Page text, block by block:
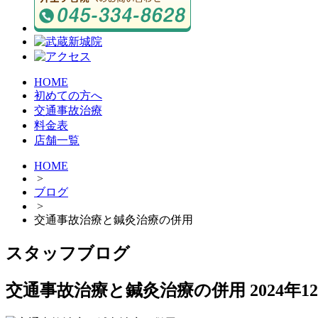
HOME
初めての方へ
交通事故治療
料金表
店舗一覧
HOME
>
ブログ
>
交通事故治療と鍼灸治療の併用
スタッフブログ
交通事故治療と鍼灸治療の併用 2024年